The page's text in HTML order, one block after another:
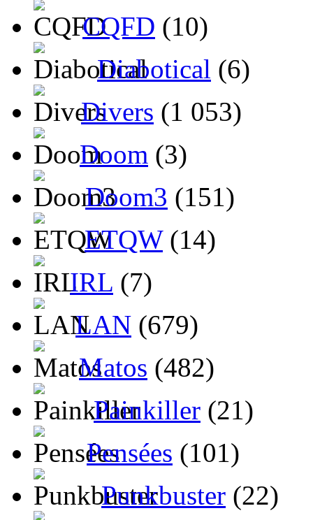
CQFD (10)
Diabotical (6)
Divers (1 053)
Doom (3)
Doom3 (151)
ETQW(14)
IRL (7)
LAN (679)
Matos (482)
Painkiller (21)
Pensées (101)
Punkbuster (22)